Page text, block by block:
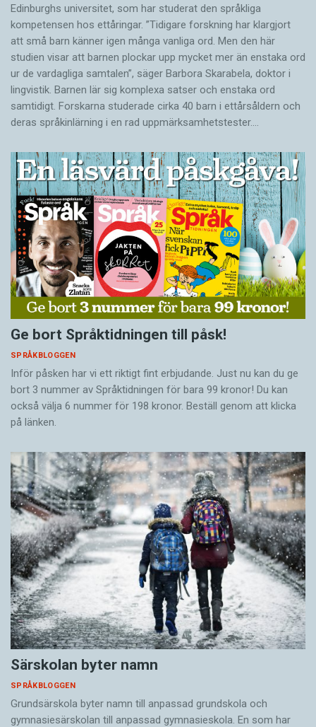
Edinburghs universitet, som har studerat den språkliga
kompetensen hos ettåringar. ”Tidigare forskning har klargjort
att små barn känner igen många vanliga ord. Men den här
studien visar att barnen plockar upp mycket mer än enstaka ord
ur de vardagliga samtalen”, säger Barbora Skarabela, doktor i
lingvistik. Barnen lär sig komplexa satser och enstaka ord
samtidigt. Forskarna studerade cirka 40 barn i ettårsåldern och
deras språkinlärning i en rad uppmärksamhetstester.…
Ge bort Språktidningen till påsk!
SPRÅKBLOGGEN
Inför påsken har vi ett riktigt fint erbjudande. Just nu kan du ge
bort 3 nummer av Språktidningen för bara 99 kronor! Du kan
också välja 6 nummer för 198 kronor. Beställ genom att klicka
på länken.
Särskolan byter namn
SPRÅKBLOGGEN
Grundsärskola byter namn till anpassad grundskola och
gymnasiesärskolan till anpassad gymnasieskola. En som har